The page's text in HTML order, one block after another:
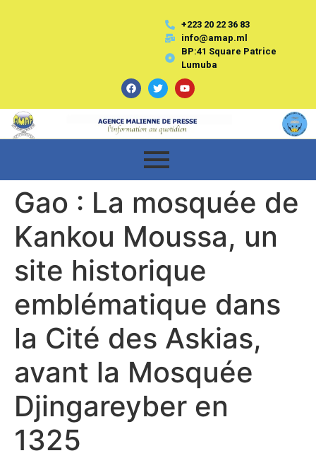
+223 20 22 36 83
info@amap.ml
BP:41 Square Patrice
Lumuba
Gao : La mosquée de
Kankou Moussa, un
site historique
emblématique dans
la Cité des Askias,
avant la Mosquée
Djingareyber en
1325